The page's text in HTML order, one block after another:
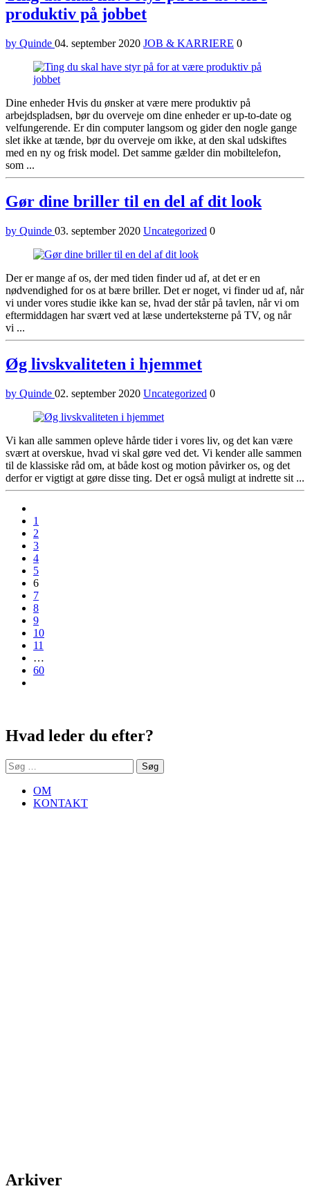
produktiv på jobbet
by Quinde 04. september 2020 JOB & KARRIERE 0
Dine enheder Hvis du ønsker at være mere produktiv på
arbejdspladsen, bør du overveje om dine enheder er up-to-date og
velfungerende. Er din computer langsom og gider den nogle gange
slet ikke at tænde, bør du overveje om ikke, at den skal udskiftes
med en ny og frisk model. Det samme gælder din mobiltelefon,
som ...
Gør dine briller til en del af dit look
by Quinde 03. september 2020 Uncategorized 0
Der er mange af os, der med tiden finder ud af, at det er en
nødvendighed for os at bære briller. Det er noget, vi finder ud af, når
vi under vores studie ikke kan se, hvad der står på tavlen, når vi om
eftermiddagen har svært ved at læse underteksterne på TV, og når
vi ...
Øg livskvaliteten i hjemmet
by Quinde 02. september 2020 Uncategorized 0
Vi kan alle sammen opleve hårde tider i vores liv, og det kan være
svært at overskue, hvad vi skal gøre ved det. Vi kender alle sammen
til de klassiske råd om, at både kost og motion påvirker os, og det
derfor er vigtigt at gøre disse ting. Det er også muligt at indrette sit ...
1
2
3
4
5
6
7
8
9
10
11
…
60
Hvad leder du efter?
Søg
efter:
OM
KONTAKT
Arkiver